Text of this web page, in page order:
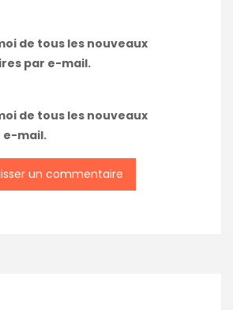
de tous les nouveaux
par e-mail.
de tous les nouveaux
e-mail.